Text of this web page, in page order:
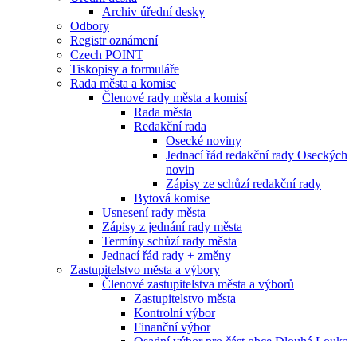
Archiv úřední desky
Odbory
Registr oznámení
Czech POINT
Tiskopisy a formuláře
Rada města a komise
Členové rady města a komisí
Rada města
Redakční rada
Osecké noviny
Jednací řád redakční rady Oseckých
novin
Zápisy ze schůzí redakční rady
Bytová komise
Usnesení rady města
Zápisy z jednání rady města
Termíny schůzí rady města
Jednací řád rady + změny
Zastupitelstvo města a výbory
Členové zastupitelstva města a výborů
Zastupitelstvo města
Kontrolní výbor
Finanční výbor